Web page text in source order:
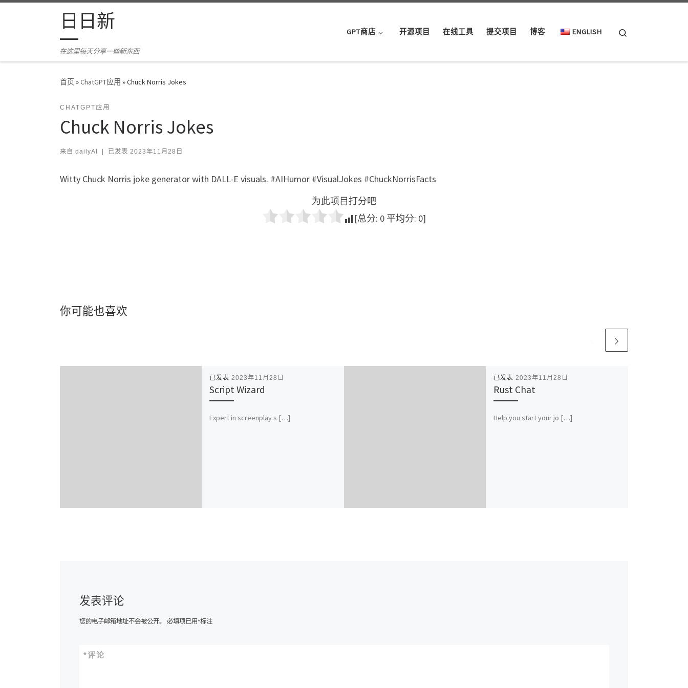
Skip to content日日新
在这里每天分享一些新东西
GPT商店 开源项目 在线工具 提交项目 博客 ENGLISH
首页»ChatGPT应用 »Chuck Norris Jokes
CHATGPT应用
Chuck Norris Jokes
来自 dailyAI 已发表 2023年11月28日
Witty Chuck Norris joke generator with DALL-E visuals. #AIHumor #VisualJokes #ChuckNorrisFacts
为此项目打分吧
[总分: 0 平均分: 0]
你可能也喜欢
已发表 2023年11月28日
Script Wizard
Expert in screenplay s […]
已发表 2023年11月28日
Rust Chat
Help you start your jo […]
发表评论
您的电子邮箱地址不会被公开。 必填项已用*标注
评论
*